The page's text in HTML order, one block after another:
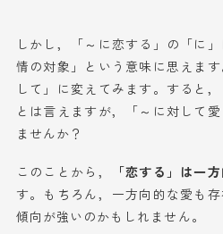
しかし，「～に恋する」の「に
情の対象」という意味に思えま
して」に変えてみます。すると
とは言えますが，「～に対して
ませんか？
このことから， 「恋する」は一
す。もちろん，一方向的な愛も
傾向が強いのかもしれません。